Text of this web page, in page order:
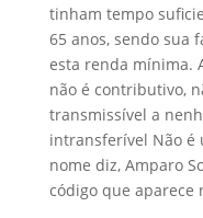
tinham tempo
65 anos, sendo sua
esta renda mínima.
não é contributivo,
transmissível a
intransferível Não é
nome diz, Amparo
código que aparece